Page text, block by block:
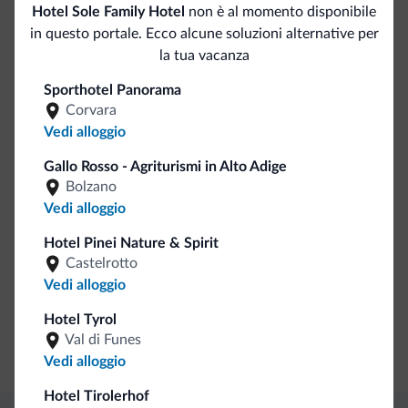
Servizi ed extra
Accoglienza e reception
Check in self service
Servizi di pulizia
Pulizia giornaliera
Business
Sala riunioni
Hotel Sole Family Hotel
non è al momento disponibile
in questo portale. Ecco alcune soluzioni alternative per
la tua vacanza
Sporthotel Panorama
Corvara
Vedi alloggio
Gallo Rosso - Agriturismi in Alto Adige
Bolzano
Vedi alloggio
Hotel Pinei Nature & Spirit
Castelrotto
Vedi alloggio
Hotel Tyrol
Val di Funes
Vedi alloggio
Hotel Tirolerhof